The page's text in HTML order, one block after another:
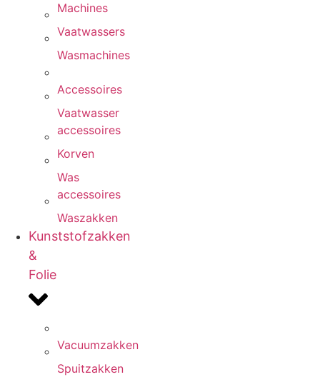
Machines
Vaatwassers
Wasmachines
Accessoires
Vaatwasser
accessoires
Korven
Was
accessoires
Waszakken
Kunststofzakken
&
Folie
Vacuumzakken
Spuitzakken